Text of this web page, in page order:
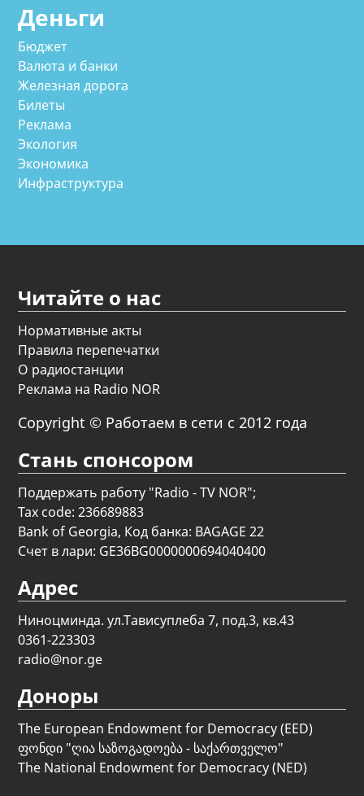
Деньги
Бюджет
Валюта и банки
Железная дорога
Билеты
Реклама
Экология
Экономика
Инфраструктура
Читайте о нас
Нормативные акты
Правила перепечатки
О радиостанции
Реклама на Radio NOR
Copyright © Работаем в сети с 2012 года
Стань спонсором
Поддержать работу "Radio - TV NOR";
Tax code: 236689883
Bank of Georgia, Код банка: BAGAGE 22
Счет в лари: GE36BG0000000694040400
Адрес
Ниноцминда. ул.Тависуплеба 7, под.3, кв.43
0361-223303
radio@nor.ge
Доноры
The European Endowment for Democracy (EED)
ფონდი "ღია საზოგადოება - საქართველო"
The National Endowment for Democracy (NED)